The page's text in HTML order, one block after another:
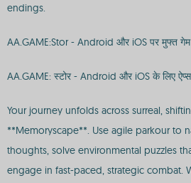
endings.
AA.GAME:Stor - Android और iOS पर मुफ्त
AA.GAME: स्टोर - Android और iOS के लिए
Your journey unfolds across surreal,
**Memoryscape**. Use agile parkour to
thoughts, solve environmental puzzles
engage in fast-paced, strategic combat.